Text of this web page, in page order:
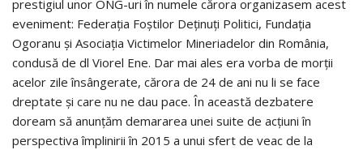
prestigiul unor ONG-uri în numele cărora organizasem acest
eveniment: Federaţia Foştilor Deţinuţi Politici, Fundaţia
Ogoranu şi Asociaţia Victimelor Mineriadelor din România,
condusă de dl Viorel Ene. Dar mai ales era vorba de morţii
acelor zile însângerate, cărora de 24 de ani nu li se face
dreptate şi care nu ne dau pace. În această dezbatere
doream să anunţăm demararea unei suite de acţiuni în
perspectiva împlinirii în 2015 a unui sfert de veac de la